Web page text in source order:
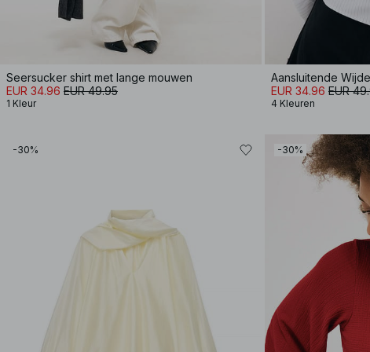
Seersucker shirt met lange mouwen
EUR 34.96 EUR 49.95
1 Kleur
Aansluitende
EUR 34.96 EUR
4 Kleuren
-30% -30%